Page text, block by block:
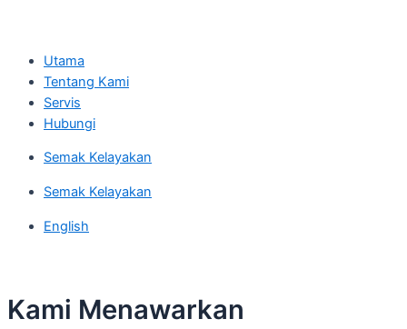
Utama
Tentang Kami
Servis
Hubungi
Semak Kelayakan
Semak Kelayakan
English
Kami Menawarkan